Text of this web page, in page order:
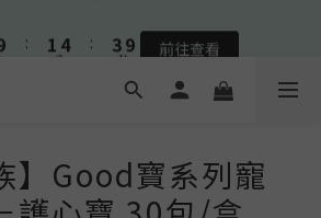
🫧皮膚系列滿3000元送口腔噴液🫧
03
分
27
5
2
1
秒 前往查看
🫧皮膚系列滿3000元送口腔噴液🫧
】Good寶系列寵